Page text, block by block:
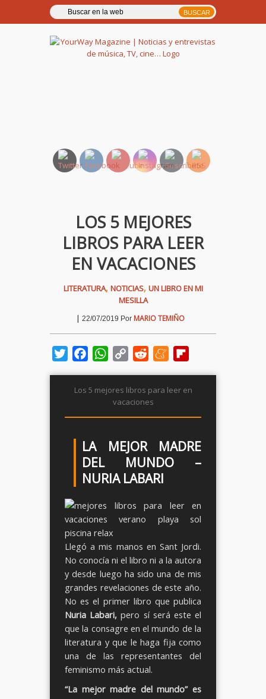
LOS 5 MEJORES
LIBROS PARA LEER
EN VACACIONES
LITERATURA, NOTICIAS, UN LIBRO EN MI
MESILLA
| 22/07/2019 Por MARIO TEMIÑO
TwitterFacebookWhatsApp
Copy
Reddit Meneame
Los 5 mejores libros para leer en
vacaciones
LA MEJOR MADRE
DEL MUNDO –
NURIA LABARI
Llegó a mis manos en Sant Jordi.
No conocía ni el libro ni a la autora
y desde luego ha sido una de mis
grandes revelaciones de este año.
No es el primer libro que publica
Nuria Labari, pero sí será este el
que la consagre en el mundo de la
literatura y que le haga fija como
una de las representantes del
feminismo más actual.
“La mejor madre del mundo” es